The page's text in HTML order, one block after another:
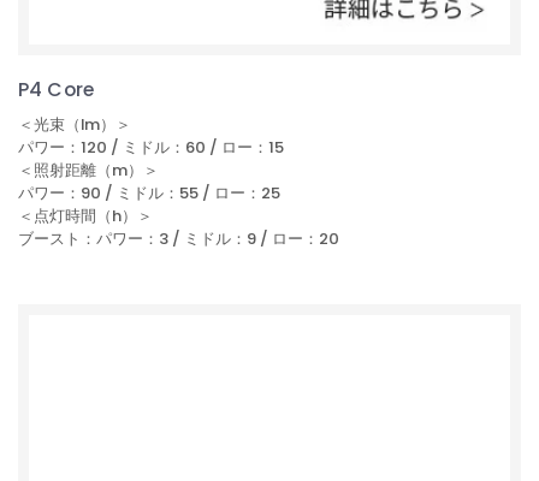
P4 Core
＜光束（lm）＞
パワー：120 / ミドル：60 / ロー：15
＜照射距離（m）＞
パワー：90 / ミドル：55 / ロー：25
＜点灯時間（h）＞
ブースト：パワー：3 / ミドル：9 / ロー：20